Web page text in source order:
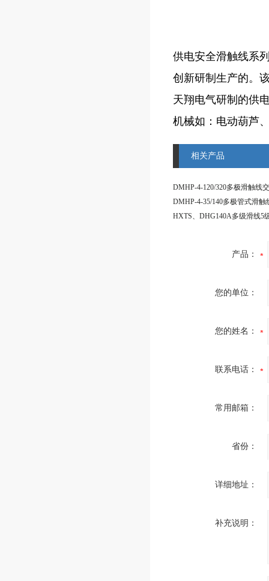
供电安全滑触线系
创新研制生产的。
天翔电气研制的供
机械如：电动葫芦
相关产品
产品：
您的单位：
您的姓名：
联系电话：
常用邮箱：
省份：
详细地址：
补充说明：